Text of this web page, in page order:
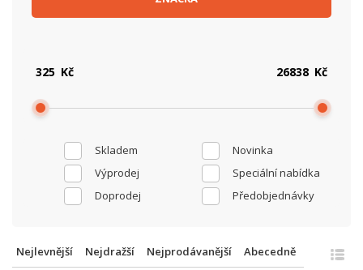
Skladem
Novinka
Výprodej
Speciální nabídka
Doprodej
Předobjednávky
Kč Kč
Nejlevnější Nejdražší Nejprodávanější Abecedně